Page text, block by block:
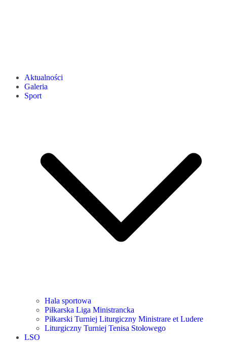
Aktualności
Galeria
Sport
Hala sportowa
Piłkarska Liga Ministrancka
Piłkarski Turniej Liturgiczny Ministrare et Ludere
Liturgiczny Turniej Tenisa Stołowego
LSO